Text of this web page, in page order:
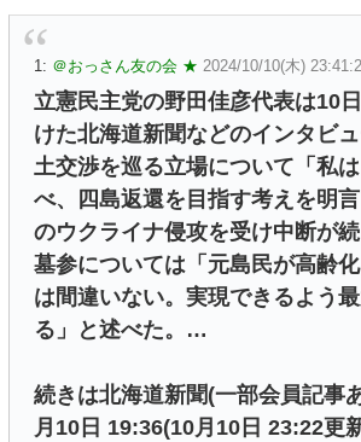
1: ＠おっさん友の会 ★ 2024/10/10(木)
立憲民主党の野田佳彦代表は10
けた北海道新聞などのインタビ
土交渉を巡る立場について「私
べ、四島返還を目指す考えを明
のウクライナ侵攻を受け中断が
墓参については「元島民が高齢
は間違いない。実現できるよう
る」と述べた。…
続きは北海道新聞(一部会員記事
月10日 19:36(10月10日 23:22更